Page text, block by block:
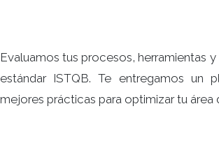
Evaluamos tus procesos, herramientas
estándar ISTQB. Te entregamos un
mejores prácticas para optimizar tu área